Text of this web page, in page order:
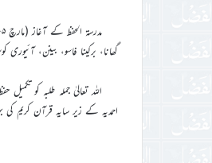
گھانا، برکینا فاسو، بینن،
اللہ تعالیٰ جملہ طلبہ کو
احمدیہ کے زیر سایہ قرآن کریم